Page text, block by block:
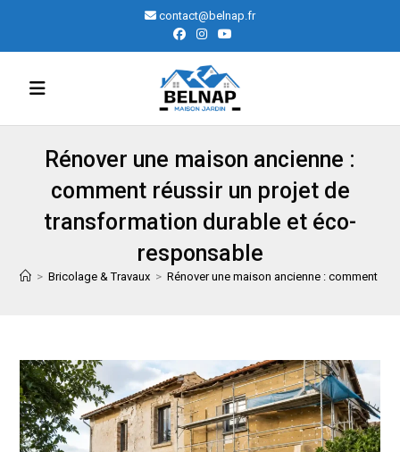
content
contact@belnap.fr
Rénover une maison ancienne :
comment réussir un projet de
transformation durable et éco-
responsable
> Bricolage & Travaux > Rénover une maison ancienne : comment